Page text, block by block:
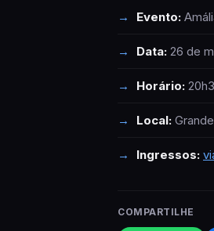
Evento:
Data: 26 de
Horário:
Local:
Ingressos:
COMPARTILHE